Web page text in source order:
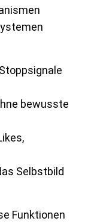
bewusste
Selbstbild
Funktionen